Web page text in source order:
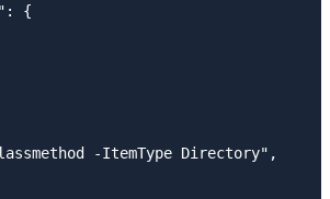
{
-ItemType Directory",